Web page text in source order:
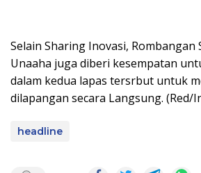
Selain Sharing Inovasi, Rombangan
Unaaha juga diberi kesempatan
dalam kedua lapas tersrbut untuk
dilapangan secara Langsung. (Red/
headline